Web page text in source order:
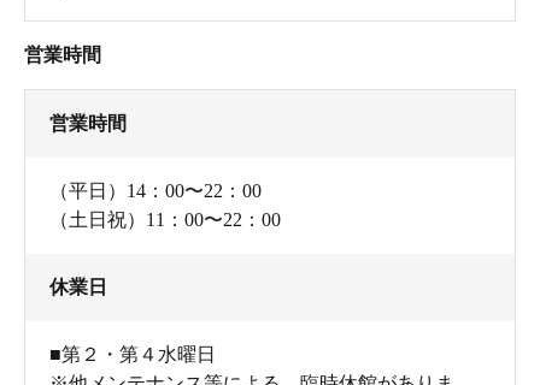
営業時間
営業時間
（平日）14：00〜22：00
（土日祝）11：00〜22：00
休業日
■第２・第４水曜日